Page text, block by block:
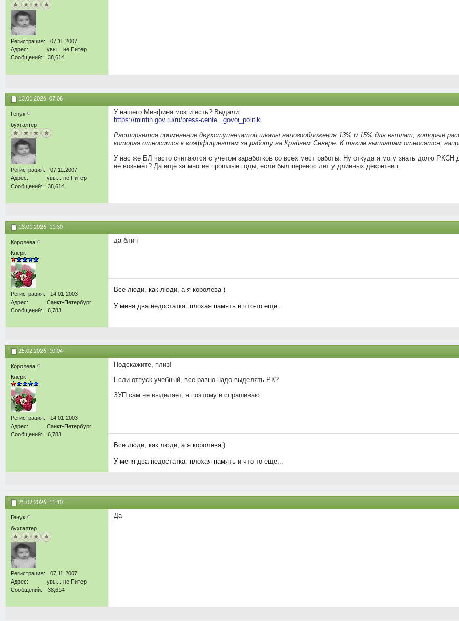
Регистрация
07.11.2007
Адрес
увы... не Питер
Сообщений
38,614
13.01.2026, 07:06
Генук
бухгалтер
Регистрация
07.11.2007
Адрес
увы... не Питер
Сообщений
38,614
У нашего Минфина мозги есть? Выдали:
https://minfin.gov.ru/ru/press-cente...govoi_politiki
Расширяется применение двухступенчатой шкалы налогообложения 13% и 15% для выплат, которые
которая относится к коэффициентам за работу на Крайнем Севере. К таким выплатам относятся,
У нас же БЛ часто считаются с учётом заработков со всех мест работы. Ну откуда я могу знать долю
её возьмёт? Да ещё за многие прошлые годы, если был перенос лет у длинных декретниц.
13.01.2026, 11:30
Королева
Клерк
Регистрация
14.01.2003
Адрес
Санкт-Петербург
Сообщений
6,783
да блин
Все люди, как люди, а я королева )
У меня два недостатка: плохая память и что-то еще...
25.02.2026, 10:04
Королева
Клерк
Регистрация
14.01.2003
Адрес
Санкт-Петербург
Сообщений
6,783
Подскажите, плиз!
Если отпуск учебный, все равно надо выделять РК?
ЗУП сам не выделяет, я поэтому и спрашиваю.
Все люди, как люди, а я королева )
У меня два недостатка: плохая память и что-то еще...
25.02.2026, 11:10
Генук
бухгалтер
Регистрация
07.11.2007
Адрес
увы... не Питер
Сообщений
38,614
Да